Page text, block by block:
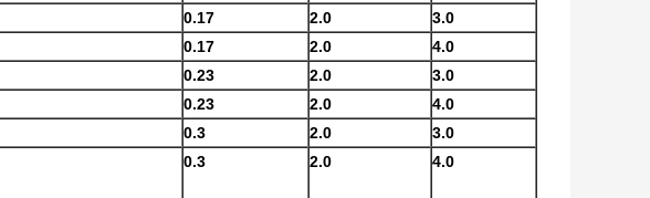
3.0
2.0
0.17
4.0
2.0
0.17
3.0
2.0
0.23
4.0
2.0
0.23
3.0
2.0
0.3
4.0
2.0
0.3